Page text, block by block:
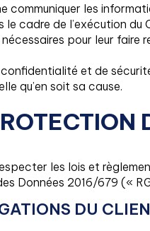
communiquer les
le cadre de l’exécution
nécessaires pour leur
et de
qu’en soit sa cause.
les lois et
Données 2016/679 («
DU